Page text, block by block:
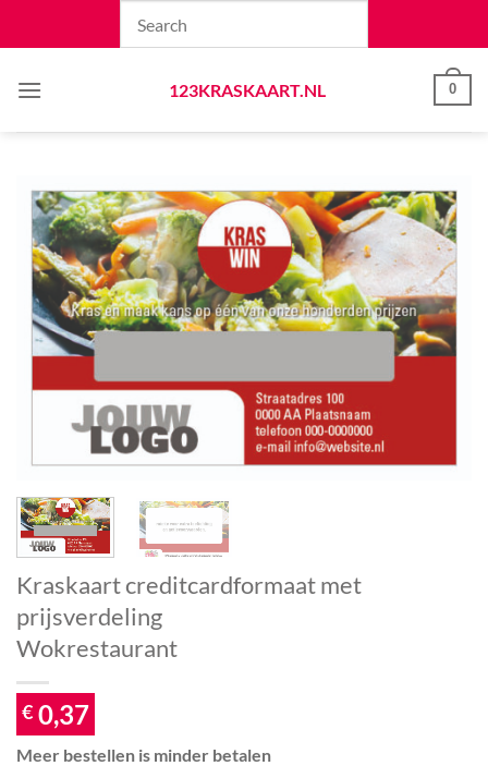
123KRASKAART.NL
0
Kraskaart creditcardformaat met
prijsverdeling
Wokrestaurant
€ 0,37
Meer bestellen is minder betalen